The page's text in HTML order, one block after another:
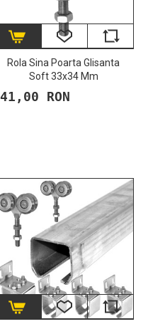
Rola Sina Poarta Glisanta
Soft 33x34 Mm
41,00 RON